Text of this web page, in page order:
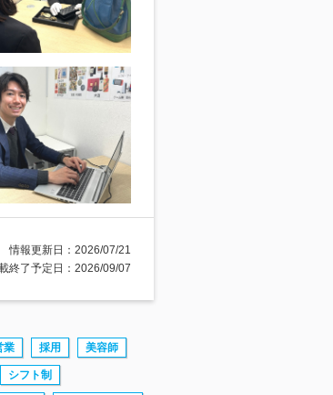
情報更新日：2026/07/21
終了予定日：2026/09/07
業 採用 美容師
シフト制